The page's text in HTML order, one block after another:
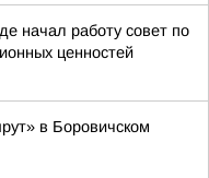
начал работу совет по
ценностей
в Боровичском